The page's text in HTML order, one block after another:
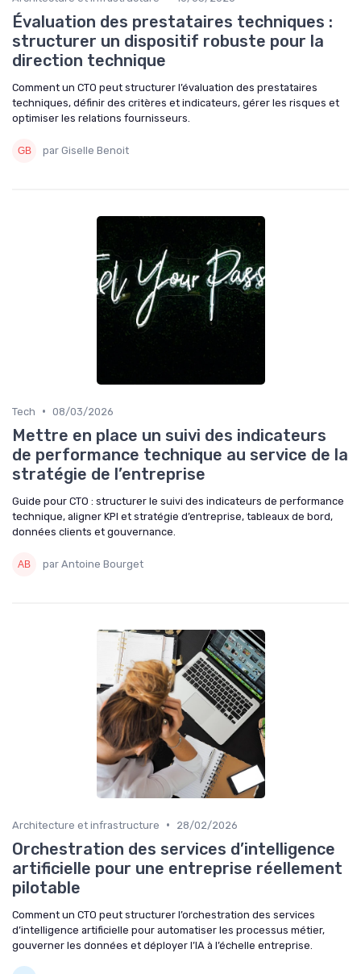
Évaluation des prestataires techniques :
structurer un dispositif robuste pour la
direction technique
Comment un CTO peut structurer l’évaluation des prestataires
techniques, définir des critères et indicateurs, gérer les risques et
optimiser les relations fournisseurs.
par Giselle Benoit
Tech • 08/03/2026
Mettre en place un suivi des indicateurs
de performance technique au service de la
stratégie de l’entreprise
Guide pour CTO : structurer le suivi des indicateurs de performance
technique, aligner KPI et stratégie d’entreprise, tableaux de bord,
données clients et gouvernance.
par Antoine Bourget
Architecture et infrastructure • 28/02/2026
Orchestration des services d’intelligence
artificielle pour une entreprise réellement
pilotable
Comment un CTO peut structurer l’orchestration des services
d’intelligence artificielle pour automatiser les processus métier,
gouverner les données et déployer l’IA à l’échelle entreprise.